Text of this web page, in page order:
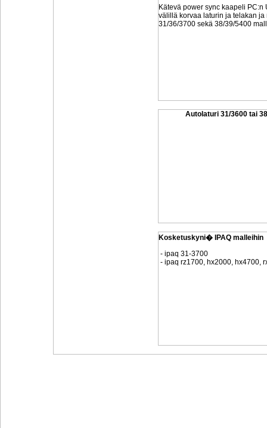
Kätevä power sync kaapeli PC:n
välillä korvaa laturin ja telakan
31/36/3700 sekä 38/39/5400
Autolaturi 31/3600 tai
Kosketuskyni� IPAQ malleihin
- ipaq 31-3700
- ipaq rz1700, hx2000, hx4700,